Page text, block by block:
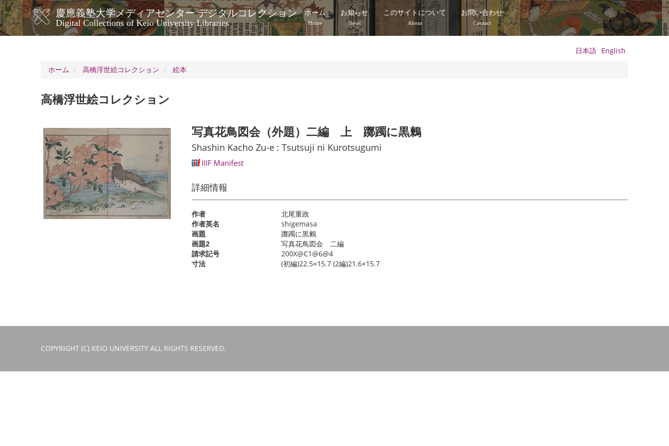
メ
イ
ン
コ
慶應義塾大学メディアセンター デジタルコレクション
Digital Collections of Keio University Libraries
メ
イ
ビ
ー
シ
ン
ホーム
Home
お知らせ
News
このサイトについて
About
お問い合わせ
Contact
日本語 English
ホーム
高橋浮世絵コレクション 絵本
高橋浮世絵コレクション
写真花鳥図会（外題）二編 上 躑躅に黒鶫
Shashin Kacho Zu-e : Tsutsuji ni Kurotsugumi
IIIF Manifest
詳細情報
作者
北尾重政
作者英名
shigemasa
画題
躑躅に黒鶫
画題2
写真花鳥図会 二編
請求記号
200X@C1@6@4
寸法
(初編)22.5×15.7 (2編)21.6×15.7
COPYRIGHT (C) KEIO UNIVERSITY ALL RIGHTS RESERVED.